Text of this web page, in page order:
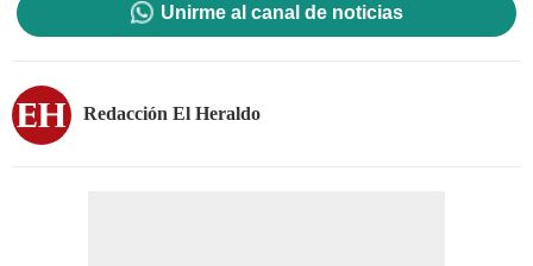
Unirme al canal de noticias
Redacción El Heraldo